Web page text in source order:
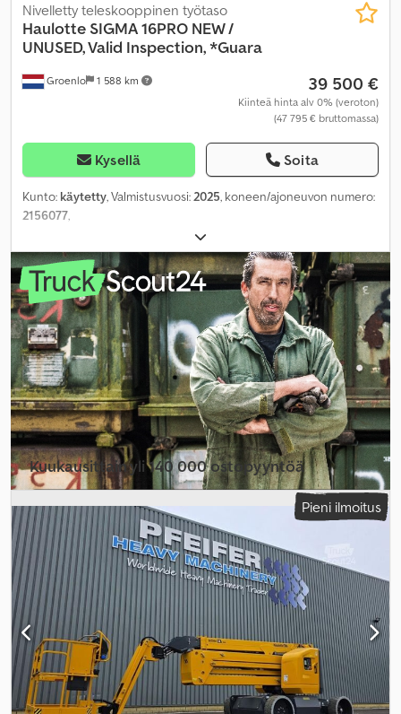
Groenlo 1 588 km
Nivelletty teleskooppinen työtaso
Haulotte SIGMA 16PRO NEW /
UNUSED, Valid Inspection, *Guara
39 500 €
Kiinteä hinta alv 0% (veroton)
(47 795 € bruttomassa)
Kysellä Soita
Kunto: käytetty, Valmistusvuosi:2025, koneen/ajoneuvon numero:
2156077,
Kuukausittain yli 140 000 ostopyyntöä
Valitse jälleenmyyjäpaketti Pieni ilmoitus